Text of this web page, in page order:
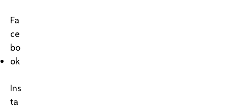
Fa
ce
bo
ok
Ins
ta